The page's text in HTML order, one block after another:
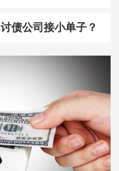
讨债公司接小单子？